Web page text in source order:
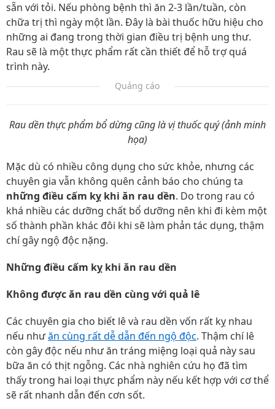
sẵn với tỏi. Nếu phòng bệnh thì ăn 2-3 lần/tuần, còn
chữa trị thì ngày một lần. Đây là bài thuốc hữu hiệu cho
những ai đang trong thời gian điều trị bệnh ung thư.
Rau sẽ là một thực phẩm rất cần thiết để hỗ trợ quá
trình này.
Quảng cáo
Rau dền thực phẩm bổ dừng cũng là vị thuốc quý (ảnh minh
họa)
Mặc dù có nhiều công dụng cho sức khỏe, nhưng các
chuyên gia vẫn không quên cảnh báo cho chúng ta
những điều cấm kỵ khi ăn rau dền. Do trong rau có
khá nhiều các dưỡng chất bổ dưỡng nên khi đi kèm một
số thành phần khác đôi khi sẽ làm phản tác dụng, thậm
chí gây ngộ độc nặng.
Những điều cấm kỵ khi ăn rau dền
Không được ăn rau dền cùng với quả lê
Các chuyên gia cho biết lê và rau dền vốn rất kỵ nhau
nếu nhưăn cùng rất dễ dẫn đến ngộ độc. Thậm chí lê
còn gây độc nếu như ăn tráng miệng loại quả này sau
bữa ăn có thịt ngỗng. Các nhà nghiên cứu họ đã tìm
thấy trong hai loại thực phẩm này nếu kết hợp với cơ thể
sẽ rất nhanh dẫn đến cơn sốt.